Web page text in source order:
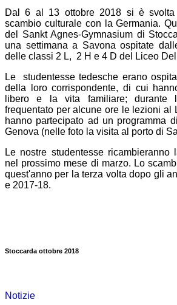
Dal 6 al 13 ottobre 2018 si è
scambio culturale con la Germania.
del Sankt Agnes-Gymnasium di
una settimana a Savona ospitate
delle classi 2 L, 2 H e 4 D del Liceo
Le studentesse tedesche erano
della loro corrispondente, di cui
libero e la vita familiare; durante
frequentato per alcune ore le lezioni al
hanno partecipato ad un programma
Genova (nelle foto la visita al porto di
Le nostre studentesse ricambieranno
nel prossimo mese di marzo. Lo
quest'anno per la terza volta dopo gli
e 2017-18.
Stoccarda ottobre 2018
Notizie